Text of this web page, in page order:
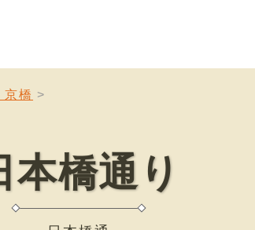
京橋
本橋通り